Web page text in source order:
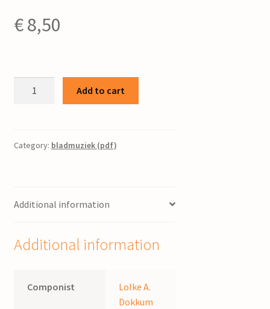
€8,50
composities
L.A.
Add to cart
Category: bladmuziek (pdf)
Additional information
Additional information
Componist
Lolke A.
Dokkum